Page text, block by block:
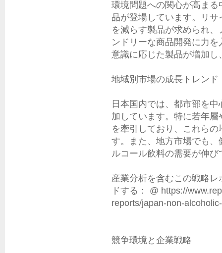
環境問題への関心が高ま
品が登場しています。リ
を減らす製品が求められ
ンドリーな商品開発に力
意識に応じた製品が増加
地域別市場の成長トレンド
日本国内では、都市部を
加しています。特に若年
を牽引しており、これら
す。また、地方市場でも
ルコール飲料の需要が伸
産業分析を含むこの戦略
ドする： @ https://
reports/japan-non-
競争環境と企業戦略